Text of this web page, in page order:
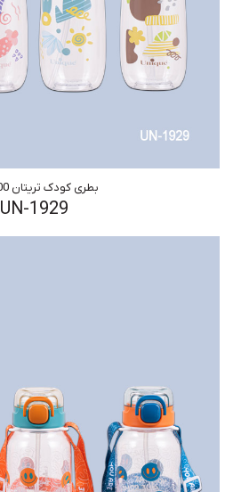
بطری کودک تریتان 600 میل
UN-1929